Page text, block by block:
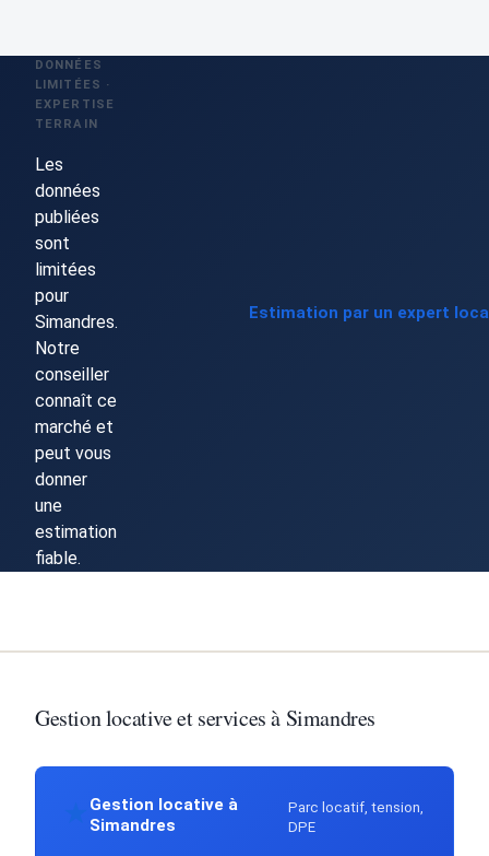
DONNÉES
LIMITÉES ·
EXPERTISE
TERRAIN
Les
données
publiées
sont
limitées
pour
Simandres.
Notre
conseiller
connaît ce
marché et
peut vous
donner
une
estimation
fiable.
Estimation par un expert
Gestion locative et services à Simandres
Gestion locative à
Simandres
Parc locatif, tension,
DPE